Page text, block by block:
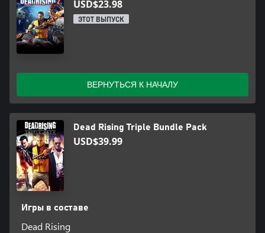
USD$23.98
ЭТОТ ВЫПУСК
ВЕРНУТЬСЯ К НАЧАЛУ
Dead Rising Triple Bundle Pack
USD$39.99
Игры в составе
Dead Rising